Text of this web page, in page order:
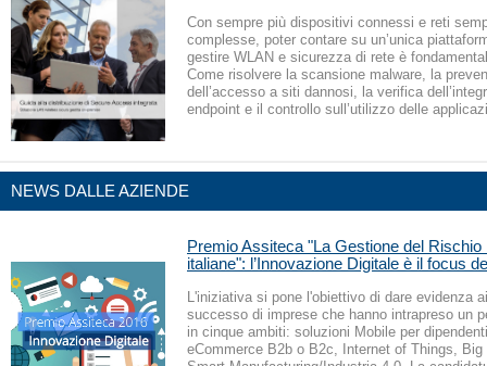
Con sempre più dispositivi connessi e reti
complesse, poter contare su un’unica
gestire WLAN e sicurezza di rete è
Come risolvere la scansione malware, la
dell’accesso a siti dannosi, la verifica
endpoint e il controllo sull’utilizzo delle
NEWS DALLE AZIENDE
Premio Assiteca "La Gestione del Rischio
italiane": l’Innovazione Digitale è il focus
L'iniziativa si pone l'obiettivo di dare evidenza
successo di imprese che hanno intrapreso un
in cinque ambiti: soluzioni Mobile per
eCommerce B2b o B2c, Internet of Things,